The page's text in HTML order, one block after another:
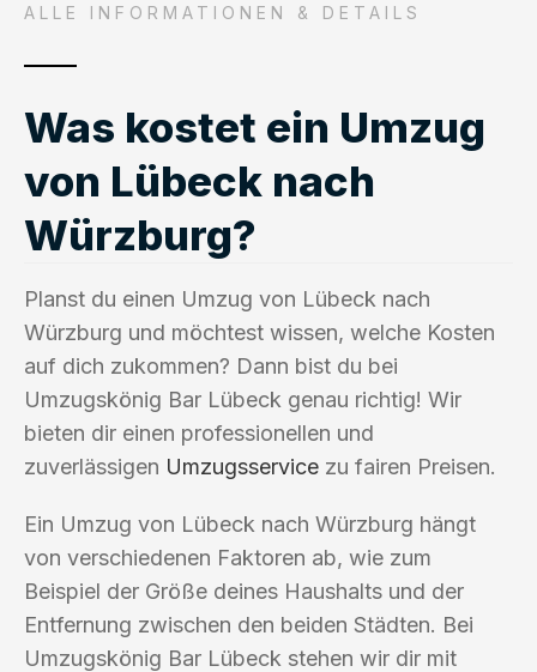
ALLE INFORMATIONEN & DETAILS
Was kostet ein Umzug
von Lübeck nach
Würzburg?
Planst du einen Umzug von Lübeck nach
Würzburg und möchtest wissen, welche Kosten
auf dich zukommen? Dann bist du bei
Umzugskönig Bar Lübeck genau richtig! Wir
bieten dir einen professionellen und
zuverlässigen Umzugsservice zu fairen Preisen.
Ein Umzug von Lübeck nach Würzburg hängt
von verschiedenen Faktoren ab, wie zum
Beispiel der Größe deines Haushalts und der
Entfernung zwischen den beiden Städten. Bei
Umzugskönig Bar Lübeck stehen wir dir mit